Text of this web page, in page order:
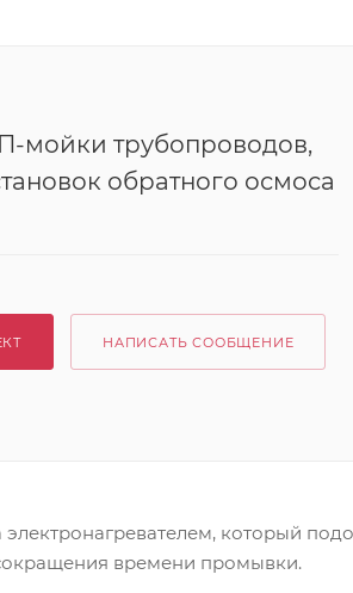
мойки трубопроводов,
обратного осмоса
НАПИСАТЬ СООБЩЕНИЕ
который
времени промывки.